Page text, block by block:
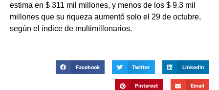
estima en $ 311 mil millones, y menos de los $ 9.3 mil
millones que su riqueza aumentó solo el 29 de octubre,
según el índice de multimillonarios.
Facebook Twitter LinkedIn
Pinterest Email